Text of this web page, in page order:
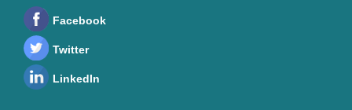
Facebook
Twitter
LinkedIn